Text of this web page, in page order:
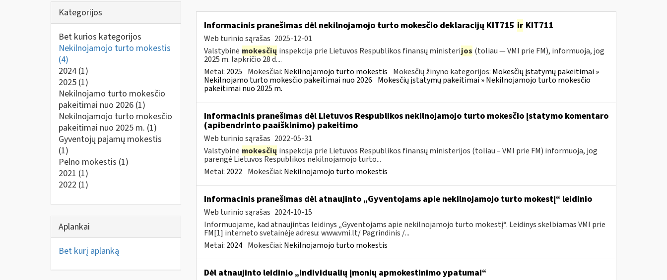
Kategorijos
Bet kurios kategorijos
Nekilnojamojo turto mokestis
(4)
2024 (1)
2025 (1)
Nekilnojamo turto mokesčio
pakeitimai nuo 2026 (1)
Nekilnojamojo turto mokesčio
pakeitimai nuo 2025 m. (1)
Gyventojų pajamų mokestis
(1)
Pelno mokestis (1)
2021 (1)
2022 (1)
Aplankai
Bet kurį aplanką
Informacinis pranešimas dėl nekilnojamojo turto mokesčio deklaracijų KIT715 irKIT711
Web turinio sąrašas 2025-12-01
Valstybinė mokesčių inspekcija prie Lietuvos Respublikos finansų ministerijos (toliau — VMI prie FM), informuoja, jog
2025 m. lapkričio 28 d....
Metai: 2025 Mokesčiai: Nekilnojamojo turto mokestis Mokesčių žinyno kategorijos: Mokesčių įstatymų pakeitimai »
Nekilnojamo turto mokesčio pakeitimai nuo 2026 Mokesčių įstatymų pakeitimai » Nekilnojamojo turto mokesčio
pakeitimai nuo 2025 m.
Informacinis pranešimas dėl Lietuvos Respublikos nekilnojamojo turto mokesčio įstatymo komentaro
(apibendrinto paaiškinimo) pakeitimo
Web turinio sąrašas 2022-05-31
Valstybinė mokesčių inspekcija prie Lietuvos Respublikos finansų ministerijos (toliau – VMI prie FM) informuoja, jog
parengė Lietuvos Respublikos nekilnojamojo turto...
Metai: 2022 Mokesčiai: Nekilnojamojo turto mokestis
Informacinis pranešimas dėl atnaujinto „Gyventojams apie nekilnojamojo turto mokestį“ leidinio
Web turinio sąrašas 2024-10-15
Informuojame, kad atnaujintas leidinys „Gyventojams apie nekilnojamojo turto mokestį“. Leidinys skelbiamas VMI prie
FM[1] interneto svetainėje adresu: www.vmi.lt/ Pagrindinis /...
Metai: 2024 Mokesčiai: Nekilnojamojo turto mokestis
Dėl atnaujinto leidinio „Individualių įmonių apmokestinimo ypatumai“